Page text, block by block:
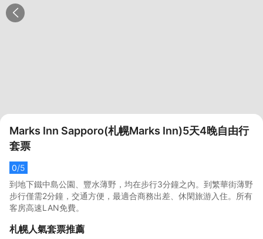
Marks Inn Sapporo(札幌Marks Inn)5天4晚自由行
套票
0/5
到地下鐵中島公園、豐水薄野，均在步行3分鐘之內。到繁華街薄野
步行僅需2分鐘，交通方便，最適合商務出差、休閑旅游入住。所有
客房高速LAN免費。
札幌人氣套票推薦